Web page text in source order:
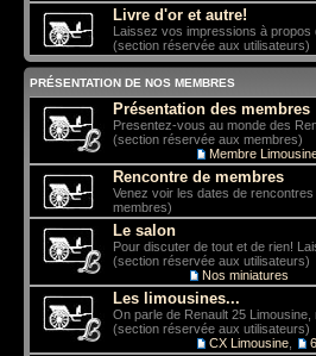
Livre d'or et autre!
Laissez vos impressions à
(section réservée aux utilisateurs)
PRÉSENTATION DE NOS MEMBRES
Présentation des membres
Presentez-vous au monde des
(section réservée aux membres)
Membre
Rencontre de membres
Venez voir les dates de
membres)
Le salon
Pour discuter de tout et de rien!
(section réservée aux utilisateurs)
Nos miniatures
Les limousines...
On parle de Renault 25
(section réservée aux utilisateurs)
CX Limousine